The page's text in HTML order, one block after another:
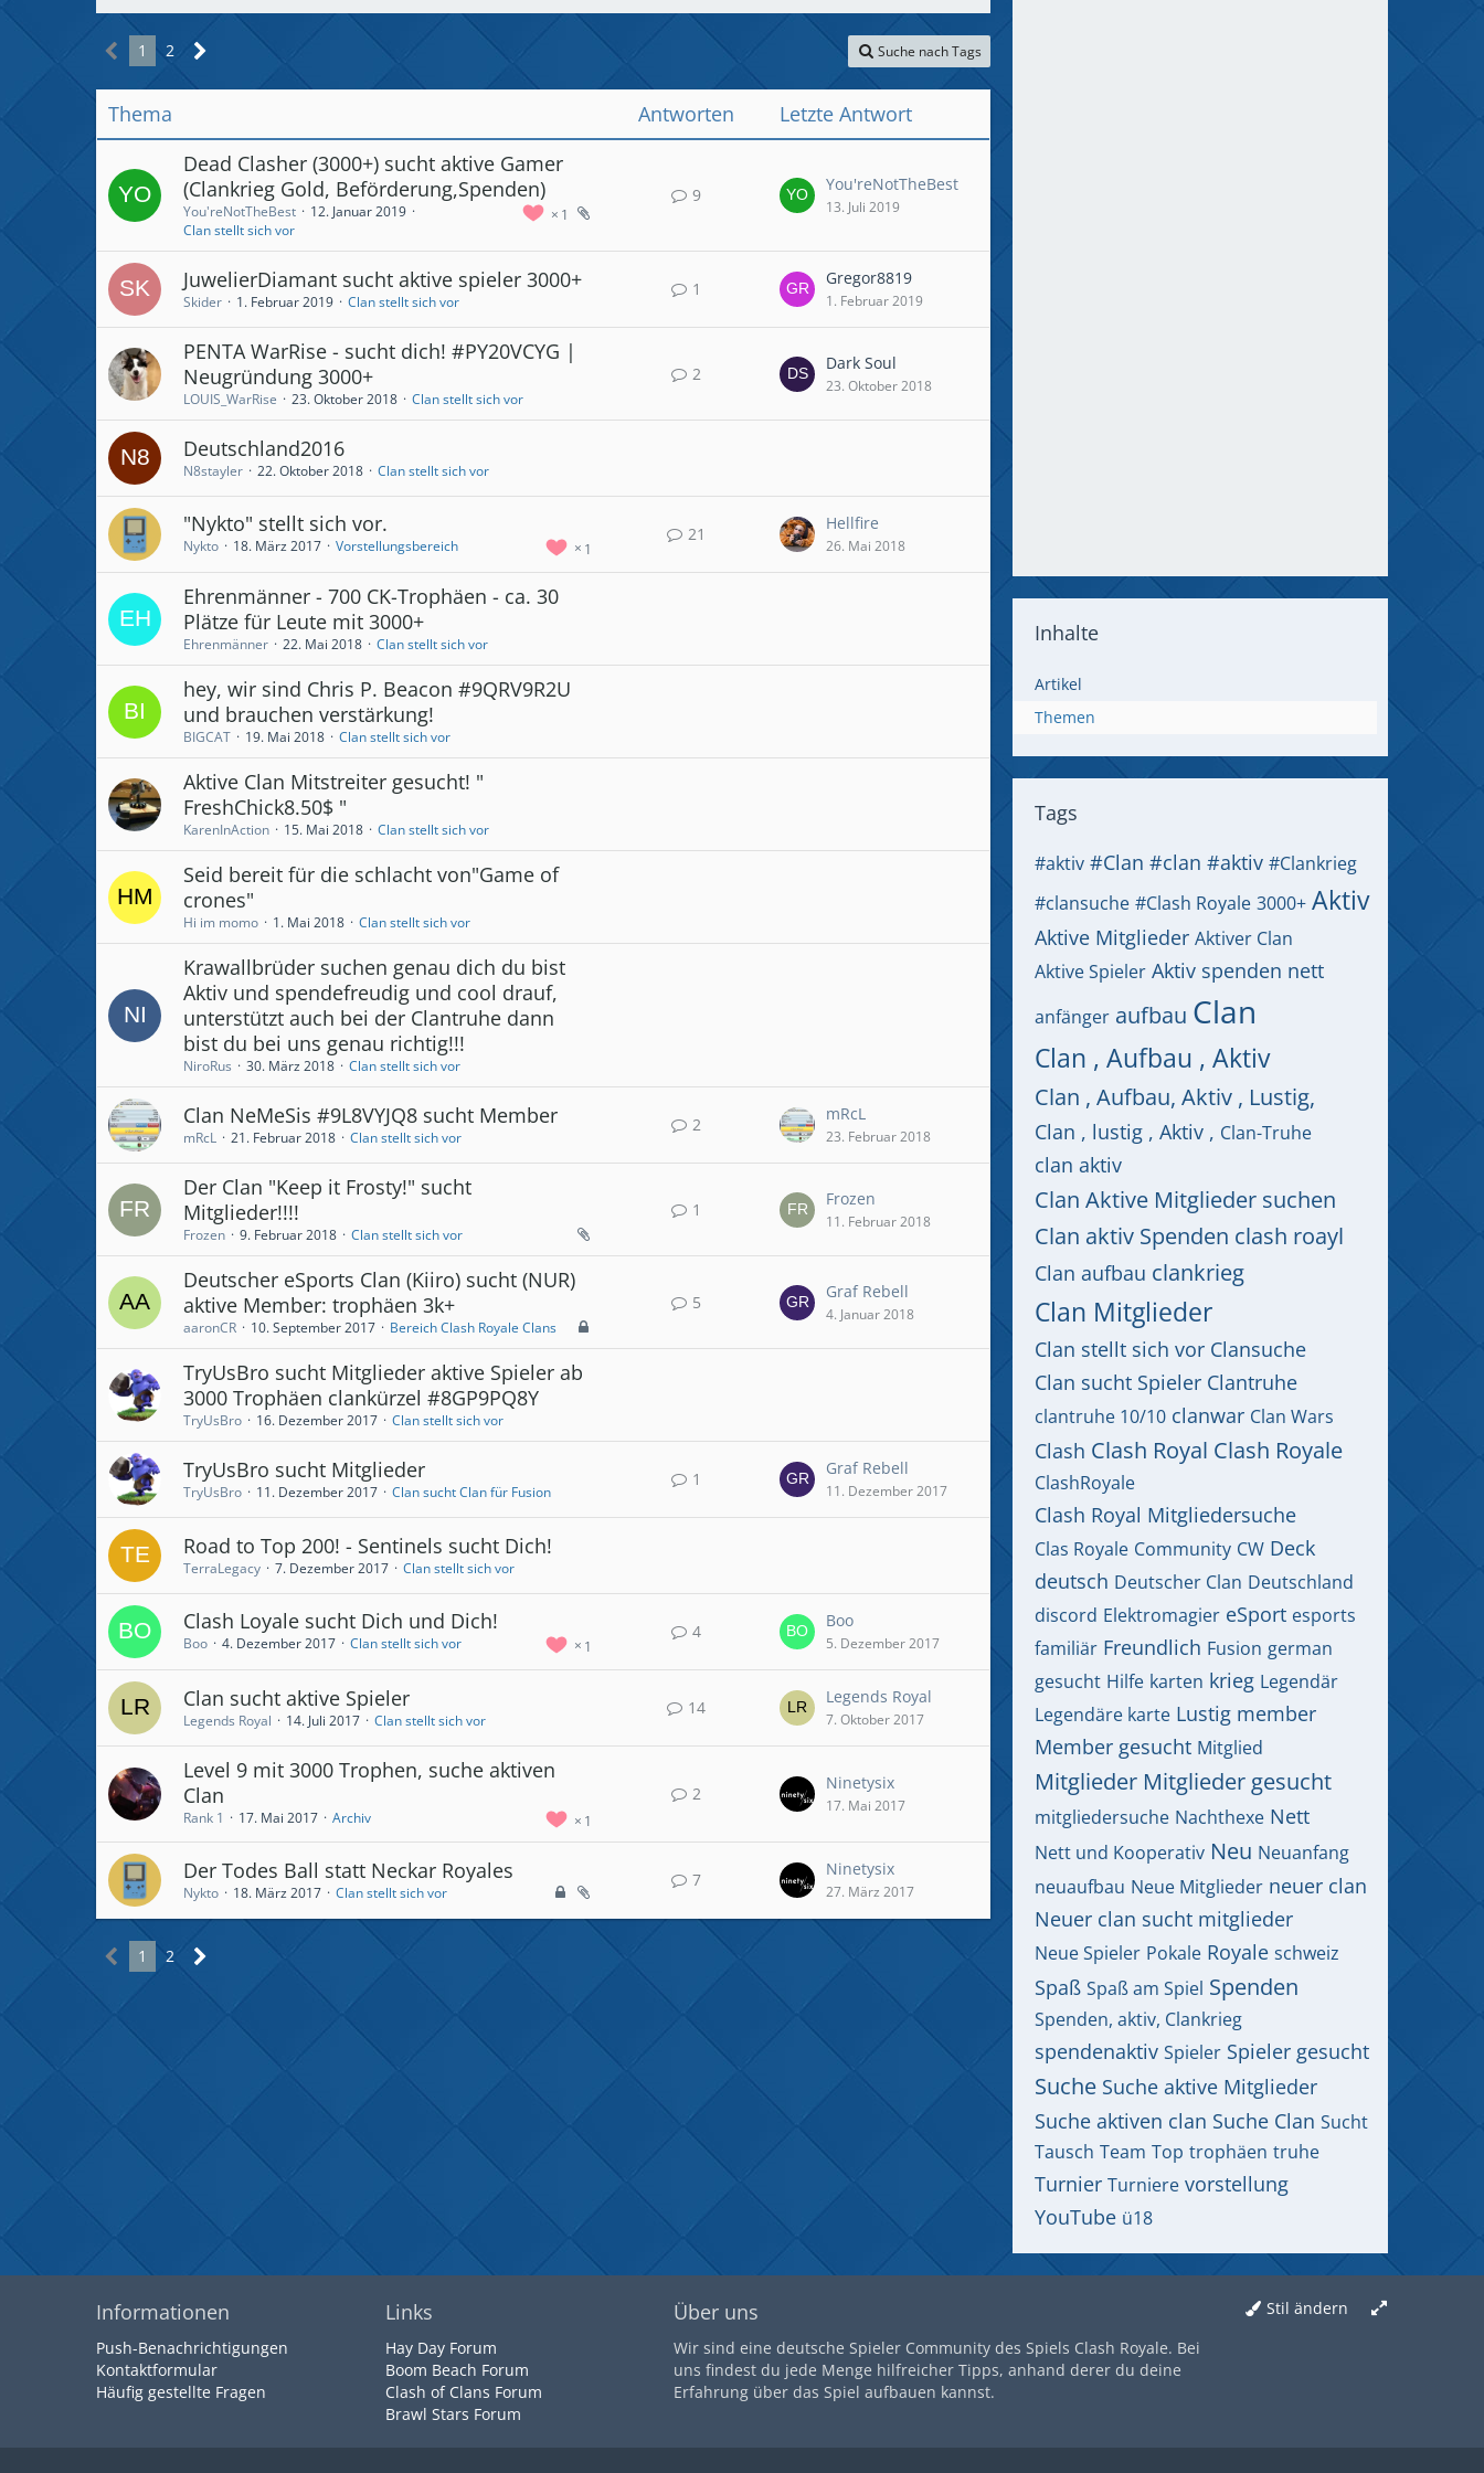
1 2 Suche nach Tags
Thema Antworten
Letzte Antwort
Dead Clasher (3000+) sucht aktive Gamer
(Clankrieg Gold, Beförderung,Spenden)
1
You'reNotTheBest
12. Januar 2019
Clan stellt sich vor
9
You'reNotTheBest
13. Juli 2019
JuwelierDiamant sucht aktive spieler 3000+
Skider 1. Februar 2019 Clan stellt sich vor
1
Gregor8819
1. Februar 2019
PENTA WarRise - sucht dich! #PY20VCYG |
Neugründung 3000+
LOUIS_WarRise 23. Oktober 2018 Clan stellt sich vor
2
Dark Soul
23. Oktober 2018
Deutschland2016
N8stayler 22. Oktober 2018 Clan stellt sich vor
"Nykto" stellt sich vor.
1
Nykto 18. März 2017 Vorstellungsbereich
21
Hellfire
26. Mai 2018
Ehrenmänner - 700 CK-Trophäen - ca. 30
Plätze für Leute mit 3000+
Ehrenmänner 22. Mai 2018 Clan stellt sich vor
hey, wir sind Chris P. Beacon #9QRV9R2U
und brauchen verstärkung!
BIGCAT 19. Mai 2018 Clan stellt sich vor
Aktive Clan Mitstreiter gesucht! "
FreshChick8.50$ "
KarenInAction 15. Mai 2018 Clan stellt sich vor
Seid bereit für die schlacht von"Game of
crones"
Hi im momo 1. Mai 2018 Clan stellt sich vor
Krawallbrüder suchen genau dich du bist
Aktiv und spendefreudig und cool drauf,
unterstützt auch bei der Clantruhe dann
bist du bei uns genau richtig!!!
NiroRus 30. März 2018 Clan stellt sich vor
Clan NeMeSis #9L8VYJQ8 sucht Member
mRcL 21. Februar 2018 Clan stellt sich vor
2
mRcL
23. Februar 2018
Der Clan "Keep it Frosty!" sucht
Mitglieder!!!!
Frozen 9. Februar 2018 Clan stellt sich vor
1
Frozen
11. Februar 2018
Deutscher eSports Clan (Kiiro) sucht (NUR)
aktive Member: trophäen 3k+
aaronCR 10. September 2017 Bereich Clash Royale Clans
5
Graf Rebell
4. Januar 2018
TryUsBro sucht Mitglieder aktive Spieler ab
3000 Trophäen clankürzel #8GP9PQ8Y
TryUsBro 16. Dezember 2017 Clan stellt sich vor
TryUsBro sucht Mitglieder
TryUsBro 11. Dezember 2017 Clan sucht Clan für Fusion
1
Graf Rebell
11. Dezember 2017
Road to Top 200! - Sentinels sucht Dich!
TerraLegacy 7. Dezember 2017 Clan stellt sich vor
Clash Loyale sucht Dich und Dich!
1
Boo 4. Dezember 2017 Clan stellt sich vor
4
Boo
5. Dezember 2017
Clan sucht aktive Spieler
Legends Royal 14. Juli 2017 Clan stellt sich vor
14
Legends Royal
7. Oktober 2017
Level 9 mit 3000 Trophen, suche aktiven
Clan
1
Rank 1 17. Mai 2017 Archiv
2
Ninetysix
17. Mai 2017
Der Todes Ball statt Neckar Royales
Nykto 18. März 2017 Clan stellt sich vor
7
Ninetysix
27. März 2017
1 2
Inhalte
Artikel
Themen
Tags
#aktiv #Clan #clan #aktiv #Clankrieg
#clansuche #Clash Royale 3000+ Aktiv
Aktive Mitglieder Aktiver Clan
Aktive Spieler Aktiv spenden nett
anfänger aufbau Clan
Clan , Aufbau , Aktiv
Clan , Aufbau, Aktiv , Lustig,
Clan , lustig , Aktiv , Clan-Truhe
clan aktiv
Clan Aktive Mitglieder suchen
Clan aktiv Spenden clash roayl
Clan aufbau clankrieg
Clan Mitglieder
Clan stellt sich vor Clansuche
Clan sucht Spieler Clantruhe
clantruhe 10/10 clanwar Clan Wars
Clash Clash Royal Clash Royale
ClashRoyale
Clash Royal Mitgliedersuche
Clas Royale Community CW Deck
deutsch Deutscher Clan Deutschland
discord Elektromagier eSport esports
familiär Freundlich Fusion german
gesucht Hilfe karten krieg Legendär
Legendäre karte Lustig member
Member gesucht Mitglied
Mitglieder Mitglieder gesucht
mitgliedersuche Nachthexe Nett
Nett und Kooperativ Neu Neuanfang
neuaufbau Neue Mitglieder neuer clan
Neuer clan sucht mitglieder
Neue Spieler Pokale Royale schweiz
Spaß Spaß am Spiel Spenden
Spenden, aktiv, Clankrieg
spendenaktiv Spieler Spieler gesucht
Suche Suche aktive Mitglieder
Suche aktiven clan Suche Clan Sucht
Tausch Team Top trophäen truhe
Turnier Turniere vorstellung
YouTube ü18
Stil ändern
Informationen
Push-Benachrichtigungen
Kontaktformular
Häufig gestellte Fragen
Links
Hay Day Forum
Boom Beach Forum
Clash of Clans Forum
Brawl Stars Forum
Über uns
Wir sind eine deutsche Spieler Community des Spiels Clash Royale. Bei
uns findest du jede Menge hilfreicher Tipps, anhand derer du deine
Erfahrung über das Spiel aufbauen kannst.